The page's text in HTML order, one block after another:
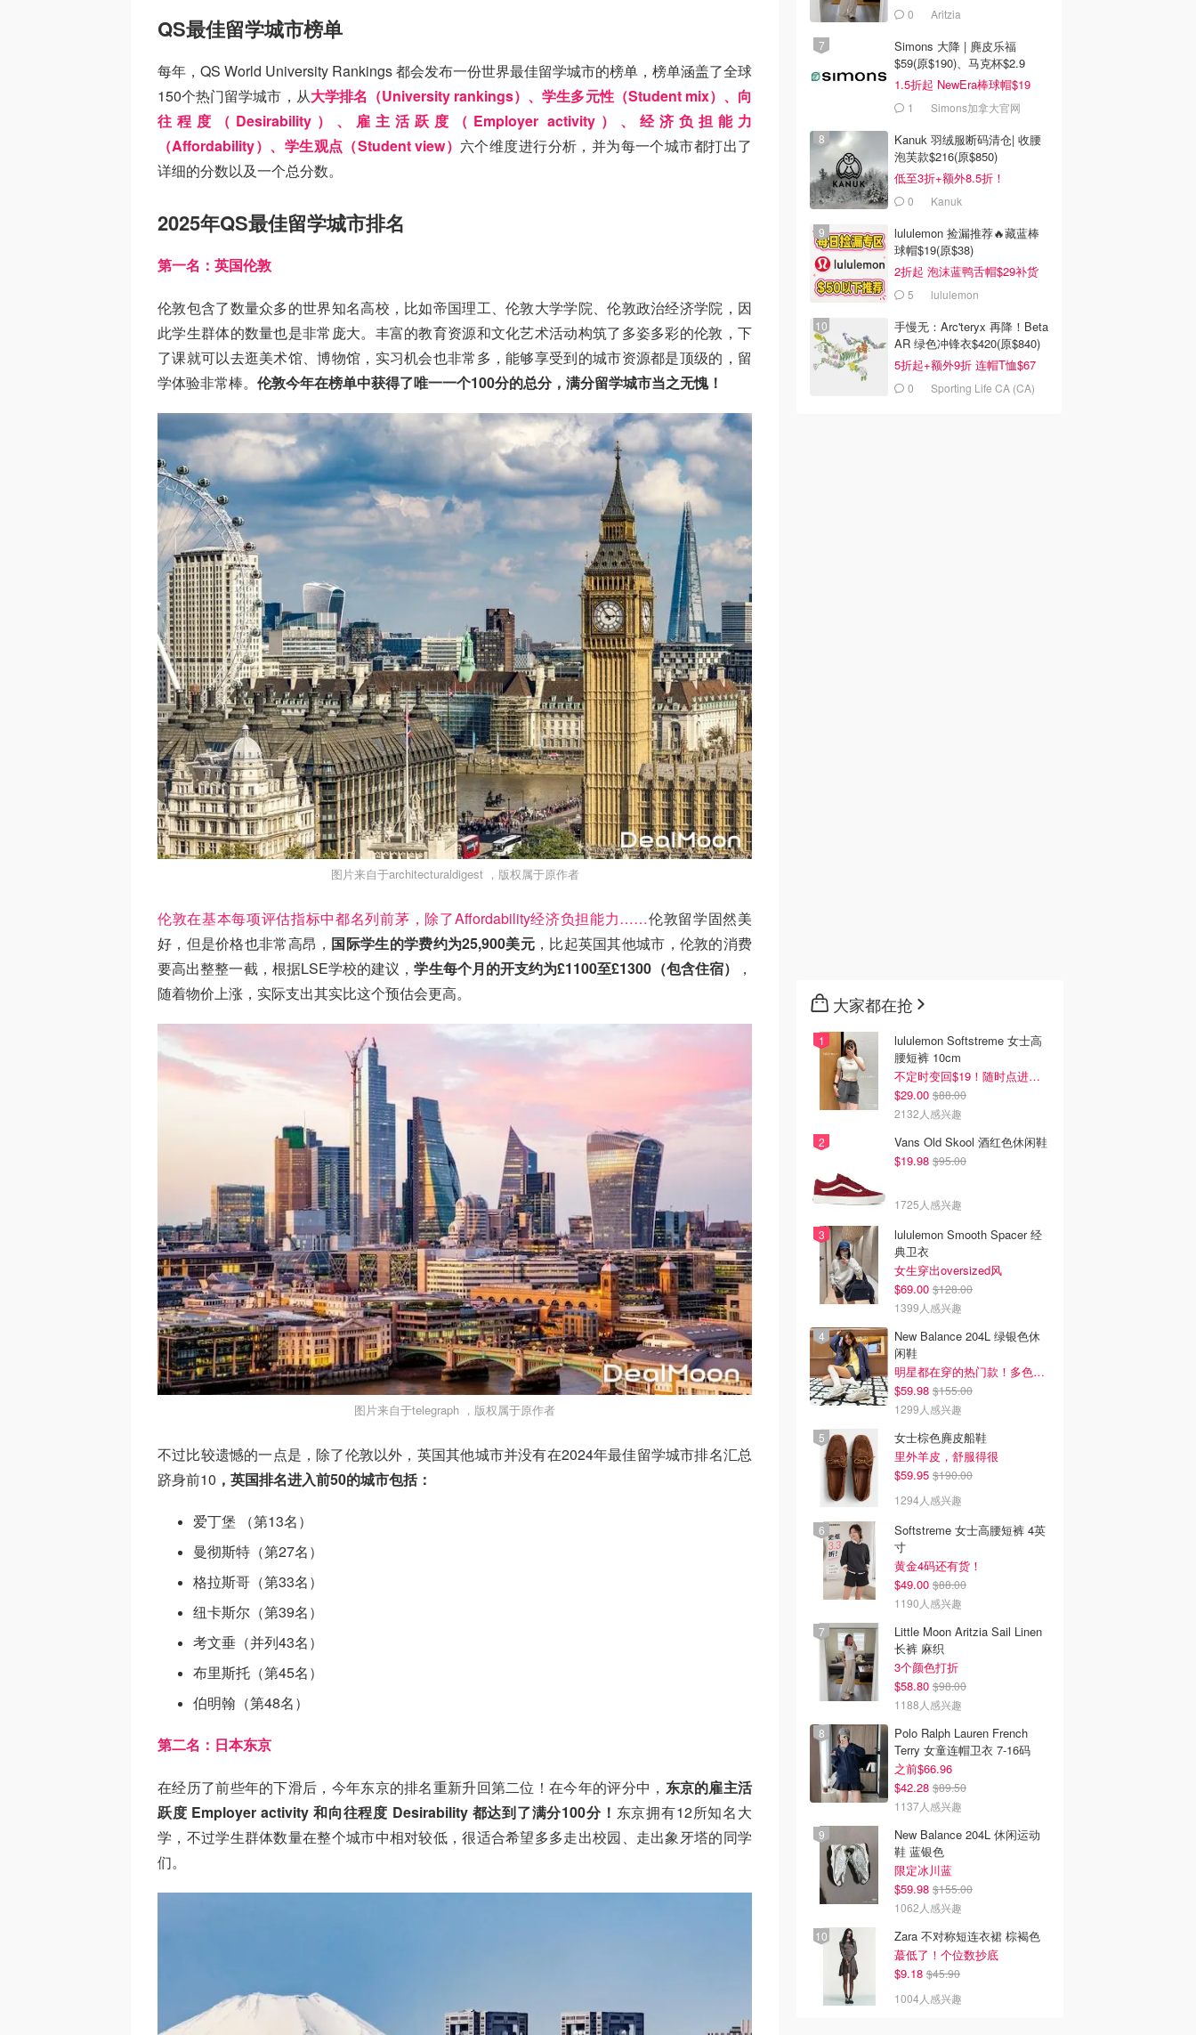
QS最佳留学城市榜单
每年，QS World University Rankings 都会发布一份世界最佳留学城市的榜单，榜单涵盖了全球
150个热门留学城市，从大学排名（University rankings）、学生多元性（Student mix）、向
往程度（Desirability）、雇主活跃度（Employer activity）、经济负担能力
（Affordability）、学生观点（Student view） 六个维度进行分析，并为每一个城市都打出了
详细的分数以及一个总分数。
2025年QS最佳留学城市排名
第一名：英国伦敦
伦敦包含了数量众多的世界知名高校，比如帝国理工、伦敦大学学院、伦敦政治经济学院，因
此学生群体的数量也是非常庞大。丰富的教育资源和文化艺术活动构筑了多姿多彩的伦敦，下
了课就可以去逛美术馆、博物馆，实习机会也非常多，能够享受到的城市资源都是顶级的，留
学体验非常棒。 伦敦今年在榜单中获得了唯一一个100分的总分，满分留学城市当之无愧！
图片来自于architecturaldigest ，版权属于原作者
伦敦在基本每项评估指标中都名列前茅，除了Affordability经济负担能力……伦敦留学固然美
好，但是价格也非常高昂， 国际学生的学费约为25,900美元，比起英国其他城市，伦敦的消费
要高出整整一截，根据LSE学校的建议，学生每个月的开支约为£1100至£1300（包含住宿）
，
随着物价上涨，实际支出其实比这个预估会更高。
图片来自于telegraph ，版权属于原作者
不过比较遗憾的一点是，除了伦敦以外，英国其他城市并没有在2024年最佳留学城市排名汇总
跻身前10 ，英国排名进入前50的城市包括：
爱丁堡 （第13名）
曼彻斯特（第27名）
格拉斯哥（第33名）
纽卡斯尔（第39名）
考文垂（并列43名）
布里斯托（第45名）
伯明翰（第48名）
第二名：日本东京
在经历了前些年的下滑后，今年东京的排名重新升回第二位！在今年的评分中， 东京的雇主活
跃度 Employer activity 和向往程度 Desirability 都达到了满分100分！ 东京拥有12所知名大
学，不过学生群体数量在整个城市中相对较低，很适合希望多多走出校园、走出象牙塔的同学
们。
0 Aritzia
Simons 大降 | 麂皮乐福
$59(原$190)、马克杯$2.9
1.5折起 NewEra棒球帽$19
1 Simons加拿大官网
Kanuk 羽绒服断码清仓| 收腰
泡芙款$216(原$850)
低至3折+额外8.5折！
0 Kanuk
lululemon 捡漏推荐🔥藏蓝棒
球帽$19(原$38)
2折起 泡沫蓝鸭舌帽$29补货
5 lululemon
手慢无：Arc'teryx 再降！Beta
AR 绿色冲锋衣$420(原$840)
5折起+额外9折 连帽T恤$67
0 Sporting Life CA (CA)
大家都在抢
lululemon Softstreme 女士高
腰短裤 10cm
不定时变回$19！随时点进来看
$29.00 $88.00
2132人感兴趣
Vans Old Skool 酒红色休闲鞋
$19.98 $95.00
1725人感兴趣
lululemon Smooth Spacer 经
典卫衣
女生穿出oversized风
$69.00 $128.00
1399人感兴趣
New Balance 204L 绿银色休
闲鞋
明星都在穿的热门款！多色可选 3.8折
$59.98 $155.00
1299人感兴趣
女士棕色麂皮船鞋
里外羊皮，舒服得很
$59.95 $190.00
1294人感兴趣
Softstreme 女士高腰短裤 4英
寸
黄金4码还有货！
$49.00 $88.00
1190人感兴趣
Little Moon Aritzia Sail Linen
长裤 麻织
3个颜色打折
$58.80 $98.00
1188人感兴趣
Polo Ralph Lauren French
Terry 女童连帽卫衣 7-16码
之前$66.96
$42.28 $89.50
1137人感兴趣
New Balance 204L 休闲运动
鞋 蓝银色
限定冰川蓝
$59.98 $155.00
1062人感兴趣
Zara 不对称短连衣裙 棕褐色
蕞低了！个位数抄底
$9.18 $45.90
1004人感兴趣